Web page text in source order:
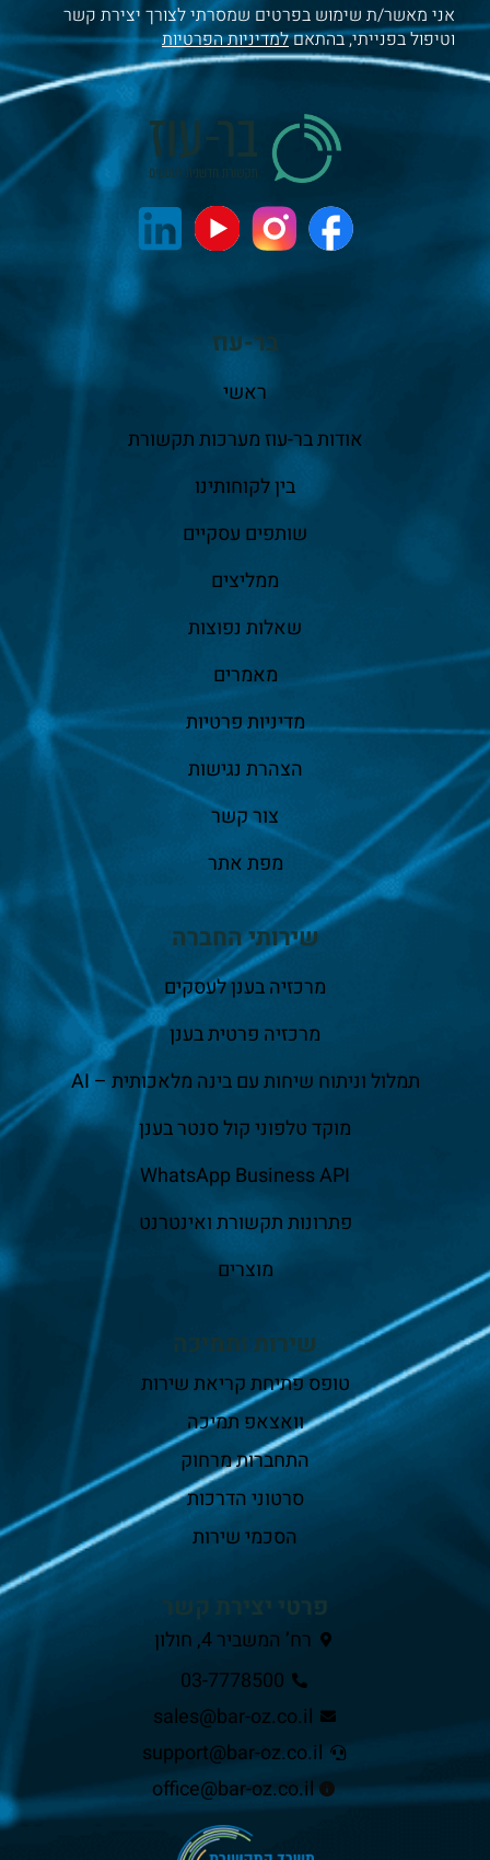
אני מאשר/ת שימוש בפרטים שמסרתי לצורך יצירת קשר
וטיפול בפנייתי, בהתאםלמדיניות הפרטיות
בר-עוז
ראשי
אודות בר-עוז מערכות תקשורת
בין לקוחותינו
שותפים עסקיים
ממליצים
שאלות נפוצות
מאמרים
מדיניות פרטיות
הצהרת נגישות
צור קשר
מפת אתר
שירותי החברה
מרכזיה בענן לעסקים
מרכזיה פרטית בענן
תמלול וניתוח שיחות עם בינה מלאכותית – AI
מוקד טלפוני קול סנטר בענן
WhatsApp Business API
פתרונות תקשורת ואינטרנט
מוצרים
שירות ותמיכה
טופס פתיחת קריאת שירות
וואצאפ תמיכה
התחברות מרחוק
סרטוני הדרכות
הסכמי שירות
פרטי יצירת קשר
רח’ המשביר 4, חולון
03-7778500
sales@bar-oz.co.il
support@bar-oz.co.il
office@bar-oz.co.il